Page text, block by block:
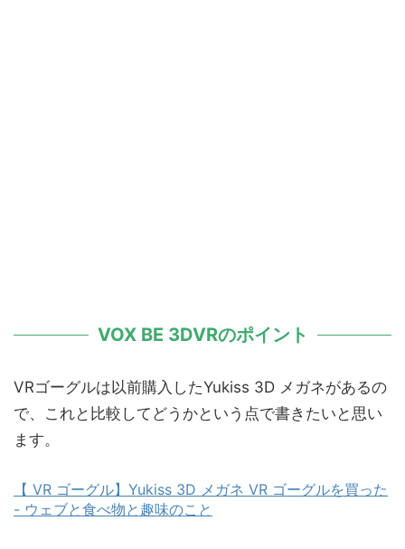
VOX BE 3DVRのポイント
VRゴーグルは以前購入したYukiss 3D メガネがあるの
で、これと比較してどうかという点で書きたいと思い
ます。
【 VR ゴーグル】Yukiss 3D メガネ VR ゴーグルを買った
- ウェブと食べ物と趣味のこと